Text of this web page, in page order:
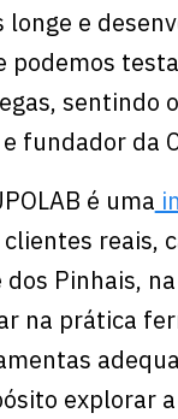
longe e
podemos
sentindo
e fundador da
é uma
reais,
dos Pinhais,
na prática
explorar